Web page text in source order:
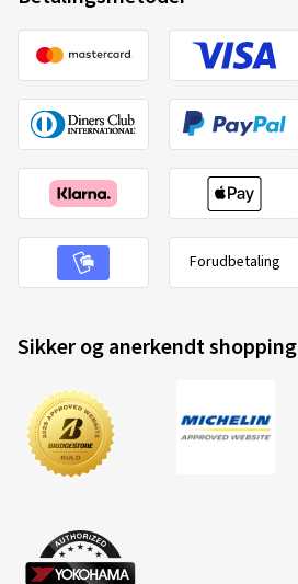
Forudbetaling
Sikker og anerkendt shopping